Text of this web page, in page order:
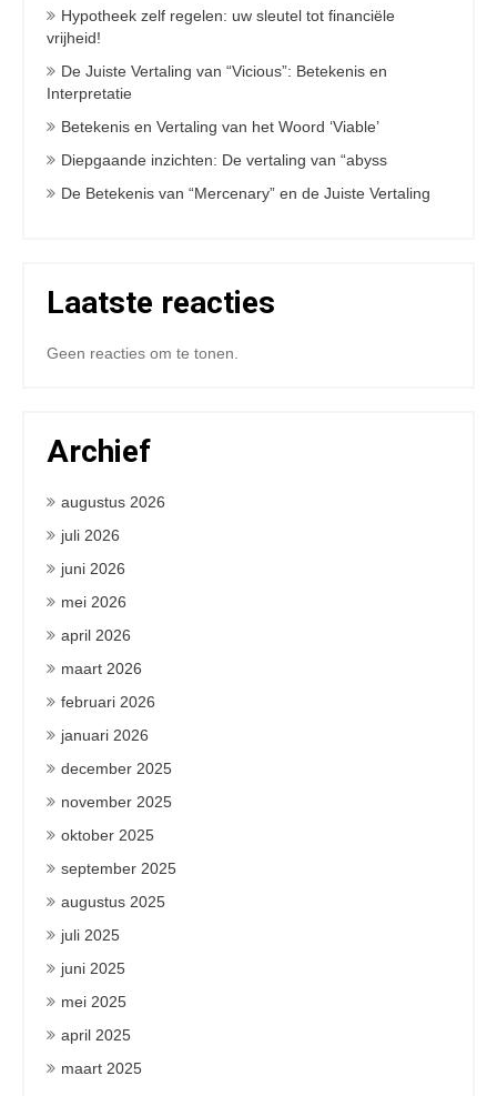
Hypotheek zelf regelen: uw sleutel tot financiële
vrijheid!
De Juiste Vertaling van “Vicious”: Betekenis en
Interpretatie
Betekenis en Vertaling van het Woord ‘Viable’
Diepgaande inzichten: De vertaling van “abyss
De Betekenis van “Mercenary” en de Juiste Vertaling
Laatste reacties
Geen reacties om te tonen.
Archief
augustus 2026
juli 2026
juni 2026
mei 2026
april 2026
maart 2026
februari 2026
januari 2026
december 2025
november 2025
oktober 2025
september 2025
augustus 2025
juli 2025
juni 2025
mei 2025
april 2025
maart 2025